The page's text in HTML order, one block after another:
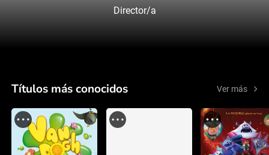
Director/a
Títulos más conocidos Ver más